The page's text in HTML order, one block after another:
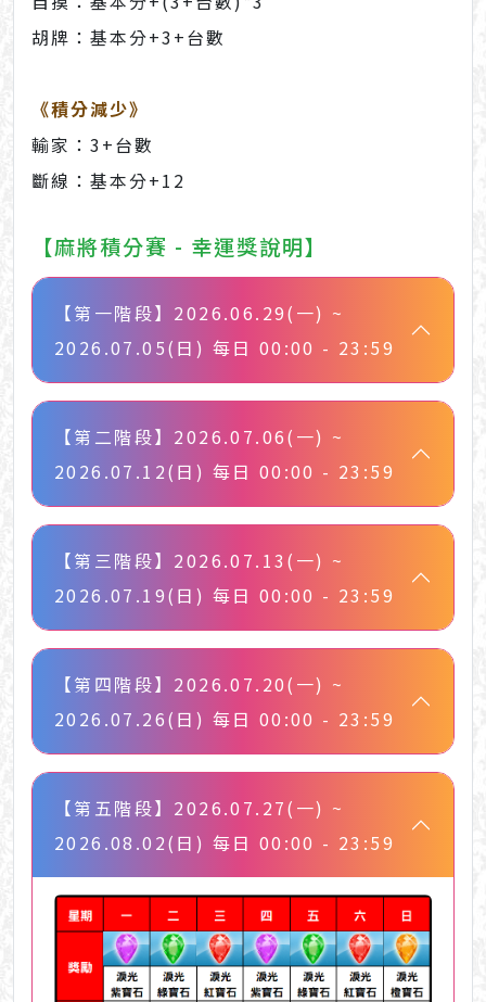
胡牌：基本分+3+台數
《積分減少》
輸家：3+台數
斷線：基本分+12
【麻將積分賽 - 幸運獎說明】
【第一階段】2026.06.29(一) ~
2026.07.05(日) 每日 00:00 - 23:59
【第二階段】2026.07.06(一) ~
2026.07.12(日) 每日 00:00 - 23:59
【第三階段】2026.07.13(一) ~
2026.07.19(日) 每日 00:00 - 23:59
【第四階段】2026.07.20(一) ~
2026.07.26(日) 每日 00:00 - 23:59
【第五階段】2026.07.27(一) ~
2026.08.02(日) 每日 00:00 - 23:59